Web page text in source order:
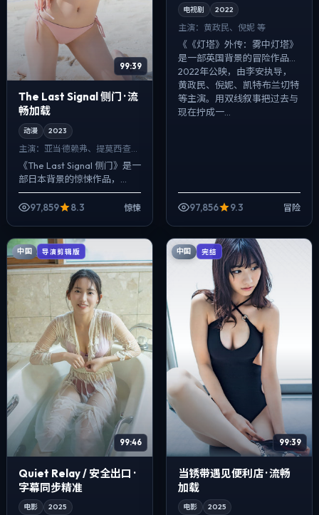
99:39
The Last Signal 侧门 · 流
畅加载
动漫 2023
主演： 亚当·德赖弗、提莫西·查拉
梅 等
《The Last Signal 侧门》是一
部日本背景的惊悚作品，
2023年公映，由洪常秀执
导，亚当·德赖弗、提莫西·查拉
97,859 8.3 惊悚
电视剧 2022
主演： 黄政民、倪妮 等
《《灯塔》外传：雾中灯塔》
是一部英国背景的冒险作品，
2022年公映，由李安执导，
黄政民、倪妮、凯特·布兰切特
等主演。用双线叙事把过去与
现在拧成一...
97,856 9.3 冒险
中国 导演剪辑版
99:46
Quiet Relay / 安全出口 ·
字幕同步精准
电影 2025
中国 完结
99:39
当锈带遇见便利店 · 流畅
加载
电影 2025